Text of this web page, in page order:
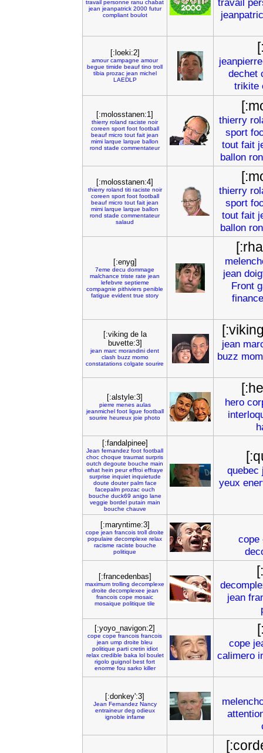
travail personne ranu chabat
jean jeanpatrick 2000 futur
compliant boulot
travail
[:loeki:2]
amour campagne amour
begue timide beauf tino troll
tibia prozac jean michel
LAEDLP
jeanpierre
dechet
trikite
[:molosstanen:1]
thierry roland raciste noir
coreen sport foot football
beauf micro tout fait jean
mimi larque larque ballon
rond stade commentateur
thierry
sport
tout fait
ballon
[:molosstanen:4]
thierry roland titi raciste noir
coreen sport foot football
beauf micro tout fait jean
mimi larque larque ballon
rond stade commentateur
salaud
thierry
sport
tout fait
ballon
[:enyg]
7eme decu dommage
malchance triste rate jean
lefebvre septieme
compagnie pithiviers penible
fatigue evident true story
jean
Front
finance
[:viking de la
buvette:3]
jean marc morandini dent
clash buzz momo
constatations colgate sourire
jean
buzz
[:alstyle:3]
pierre menes aulas
jeanmichel foot ligue football
sourire heureux joie photo
hero
[:fandalpinee]
Jean fernandez foot football
choc choque traumat surpris
outch degoute bouche main
what hein peur effroi effraye
surprise inquiet inquietude
doute douter palm face
facepalm prozac ouch
bouche duck69 anigo lane
veggie bordel putain main
bouche chauve
quebec
yeux
[:maryntime:3]
cope jean francois troll droite
populaire decomplexe relax
racisme raciste bouche
politique
cope
[:francedenbas]
maximum trolling decomplexe
droite decomplexee jean
francois cope mosaic
mosaique politique tile
jean
[:yoyo_navigon:2]
cope cope francois francois
jean ump droite bleu
politique parti cretin idiot
relax credible baka lol boulet
rigolo guignol best fort
enorme fou sarko killer
cope
calimero
[:donkey':3]
Jean Fernandez Nancy
entraineur deg odieux
ignoble infame